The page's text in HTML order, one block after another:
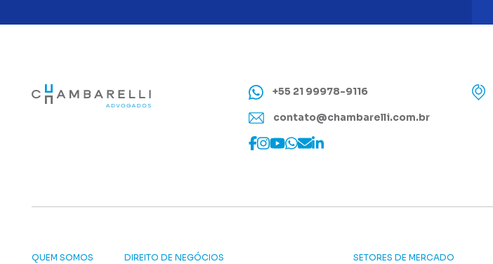
+55 21 99978-9116
contato@chambarelli.com.br
QUEM SOMOS DIREITO DE NEGÓCIOS SETORES DE MERCADO